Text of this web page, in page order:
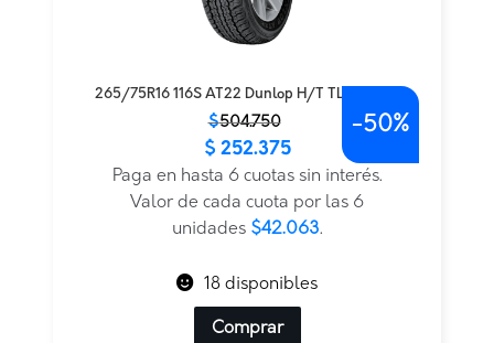
265/75R16 116S AT22 Dunlop H/T TL BLK JAP
$504.750
original
$504.750.
actual
$252.375.
$ 252.375
Paga en hasta 6 cuotas sin interés.
Valor de cada cuota por las 6
unidades $42.063.
-50%
18 disponibles
Comprar